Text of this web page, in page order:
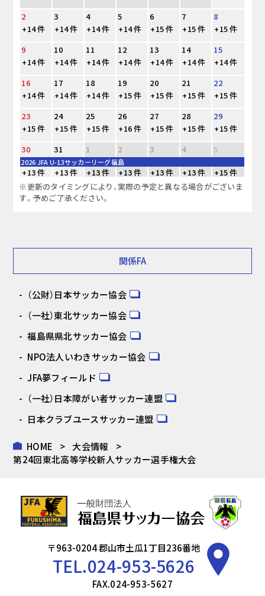
2
3 4 5 6 7
8
+14 件
+14 件 +14 件 +14 件 +15 件 +15 件
+15 件
9
10 11 12 13 14
15
+14 件
+14 件 +14 件 +14 件 +14 件 +14 件
+14 件
16
17 18 19 20 21
22
+14 件
+14 件 +14 件 +15 件 +15 件 +15 件
+15 件
23
24 25 26 27 28
29
+15 件
+15 件 +15 件 +16 件 +15 件 +15 件
+15 件
30
31 1 2 3 4 5
2026 JFA U-13サッカーリーグ福島
+13 件 +13 件 +13 件 +13 件 +13 件 +13 件
+15 件
※更新のタイミングにより、実際の予定と異なる場合がございま
す。予めご了承ください。
関係FA
（公財）日本サッカー協会
（一社）東北サッカー協会
福島県県北サッカー協会
NPO法人いわきサッカー協会
JFA夢フィールド
（一社）日本障がい者サッカー連盟
日本クラブユースサッカー連盟
HOME
大会情報
第24回東北高等学校新人サッカー選手権大会
〒963-0204 郡山市土瓜1丁目236番地
TEL.024-953-5626
FAX.024-953-5627